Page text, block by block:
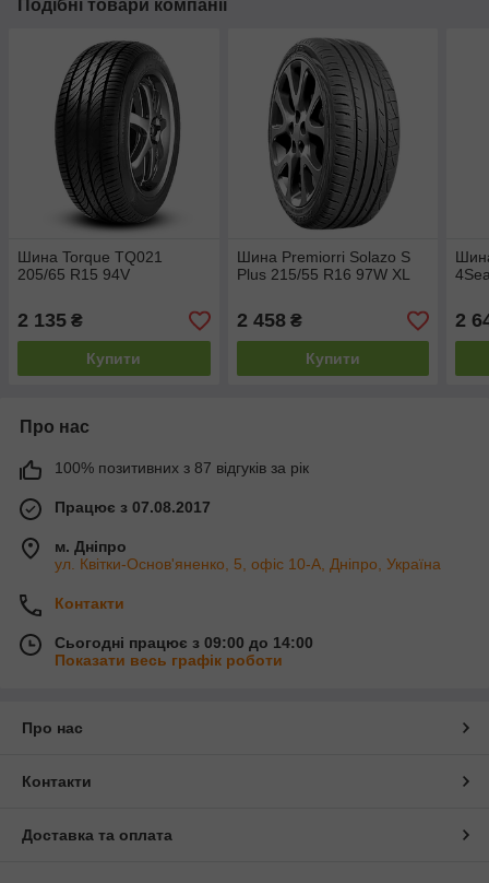
Подібні товари компанії
Шина Torque TQ021
205/65 R15 94V
2 135 ₴
Купити
Шина Premiorri Solazo S
Plus 215/55 R16 97W XL
2 458₴
Купити
2
Про нас
100% позитивних з 87 відгуків за рік
Працює з 07.08.2017
м. Дніпро
ул. Квітки-Основ'яненко, 5, офіс 10-А, Дніпро, Україна
Контакти
Сьогодні працює з 09:00 до 14:00
Показати весь графік роботи
Про нас
Контакти
Доставка та оплата